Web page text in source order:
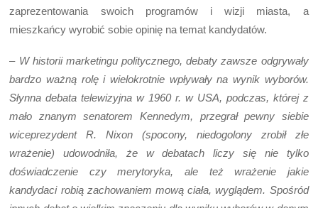
zaprezentowania swoich programów i wizji miasta, a
mieszkańcy wyrobić sobie opinię na temat kandydatów.
– W historii marketingu politycznego, debaty zawsze odgrywały
bardzo ważną rolę i wielokrotnie wpływały na wynik wyborów.
Słynna debata telewizyjna w 1960 r. w USA, podczas, której z
mało znanym senatorem Kennedym, przegrał pewny siebie
wiceprezydent R. Nixon (spocony, niedogolony zrobił złe
wrażenie) udowodniła, że w debatach liczy się nie tylko
doświadczenie czy merytoryka, ale też wrażenie jakie
kandydaci robią zachowaniem mową ciała, wyglądem. Spośród